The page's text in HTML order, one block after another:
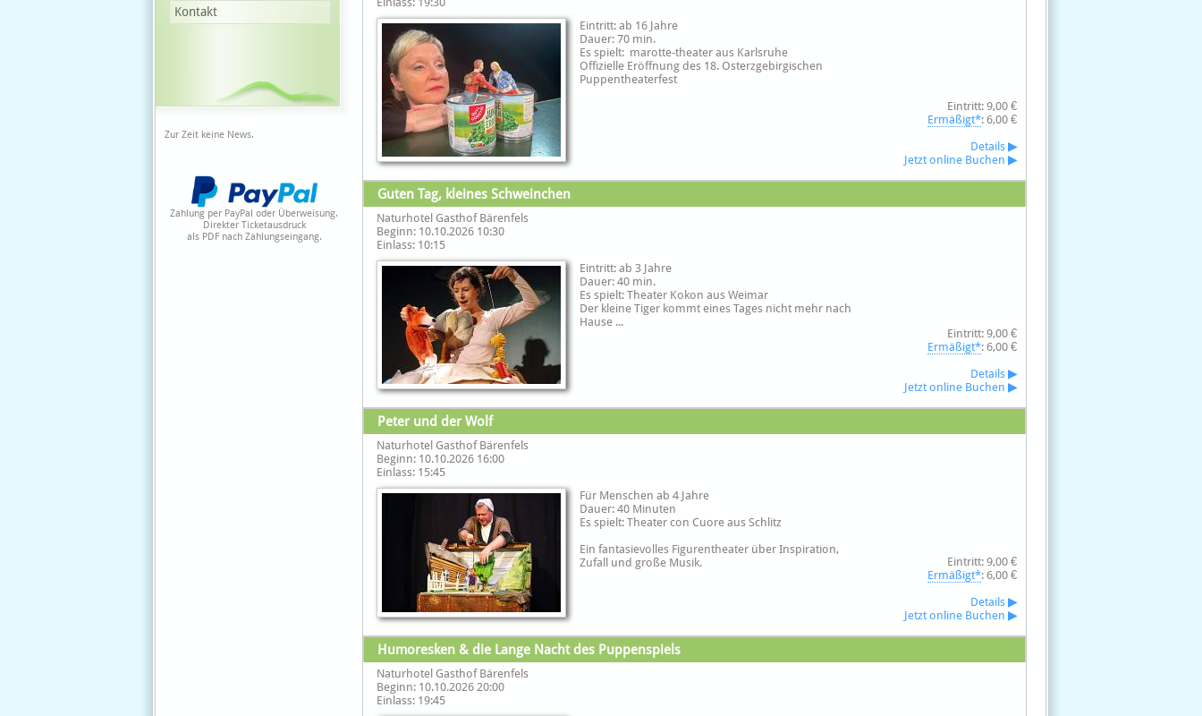
Kontakt
Zur Zeit keine News.
Zahlung per PayPal oder Überweisung.
Direkter Ticketausdruck
als PDF nach Zahlungseingang.
Eintritt: ab 16 Jahre
Dauer: 70 min.
Es spielt: marotte-theater aus Karlsruhe
Offizielle Eröffnung des 18. Osterzgebirgischen
Puppentheaterfest
Eintritt: 9,00 €
Ermäßigt*: 6,00 €
Details ▶
Jetzt online Buchen ▶
Guten Tag, kleines Schweinchen
Naturhotel Gasthof Bärenfels
Beginn: 10.10.2026 10:30
Einlass: 10:15
Eintritt: ab 3 Jahre
Dauer: 40 min.
Es spielt: Theater Kokon aus Weimar
Der kleine Tiger kommt eines Tages nicht mehr nach
Hause ...
Eintritt: 9,00 €
Ermäßigt*: 6,00 €
Details ▶
Jetzt online Buchen ▶
Peter und der Wolf
Naturhotel Gasthof Bärenfels
Beginn: 10.10.2026 16:00
Einlass: 15:45
Für Menschen ab 4 Jahre
Dauer: 40 Minuten
Es spielt: Theater con Cuore aus Schlitz
Ein fantasievolles Figurentheater über Inspiration,
Zufall und große Musik.
Eintritt: 9,00 €
Ermäßigt*: 6,00 €
Details ▶
Jetzt online Buchen ▶
Humoresken & die Lange Nacht des Puppenspiels
Naturhotel Gasthof Bärenfels
Beginn: 10.10.2026 20:00
Einlass: 19:45